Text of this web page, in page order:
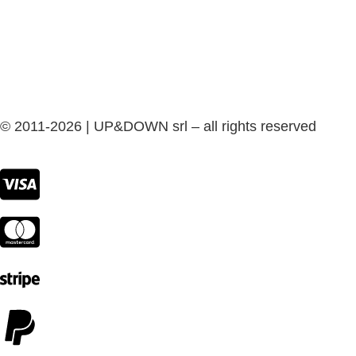
© 2011-2026 | UP&DOWN srl – all rights reserved